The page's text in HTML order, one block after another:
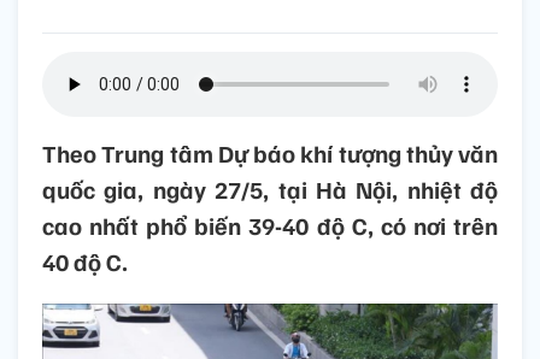
Theo Trung tâm Dự báo khí tượng thủy văn
quốc gia, ngày 27/5, tại Hà Nội, nhiệt độ
cao nhất phổ biến 39-40 độ C, có nơi trên
40 độ C.